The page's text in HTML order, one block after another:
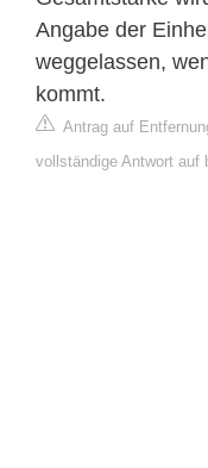
Angabe der
weggelassen,
kommt.
Antrag auf
vollständige Antwort auf